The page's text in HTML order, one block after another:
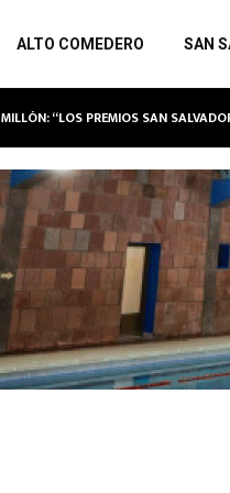
ALTO COMEDERO SAN
“LOS PREMIOS SAN